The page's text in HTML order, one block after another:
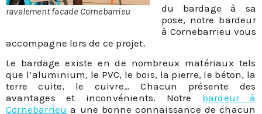
ravalement facade Cornebarrieu
du bardage à sa
pose, notre bardeur
à Cornebarrieu vous
accompagne lors de ce projet.
Le bardage existe en de nombreux matériaux tels
que l’aluminium, le PVC, le bois, la pierre, le béton, la
terre cuite, le cuivre… Chacun présente des
avantages et inconvénients. Notre bardeur à
Cornebarrieu a une bonne connaissance de chacun